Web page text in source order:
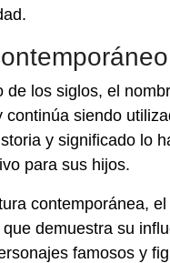
de los siglos, el
continúa siendo
y significado lo
para sus hijos.
contemporánea,
demuestra su
famosos y